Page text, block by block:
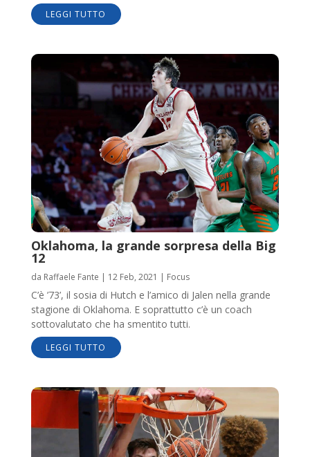
LEGGI TUTTO
Oklahoma, la grande sorpresa della Big
12
da Raffaele Fante | 12 Feb, 2021 | Focus
C’è ’73’, il sosia di Hutch e l’amico di Jalen nella grande
stagione di Oklahoma. E soprattutto c’è un coach
sottovalutato che ha smentito tutti.
LEGGI TUTTO